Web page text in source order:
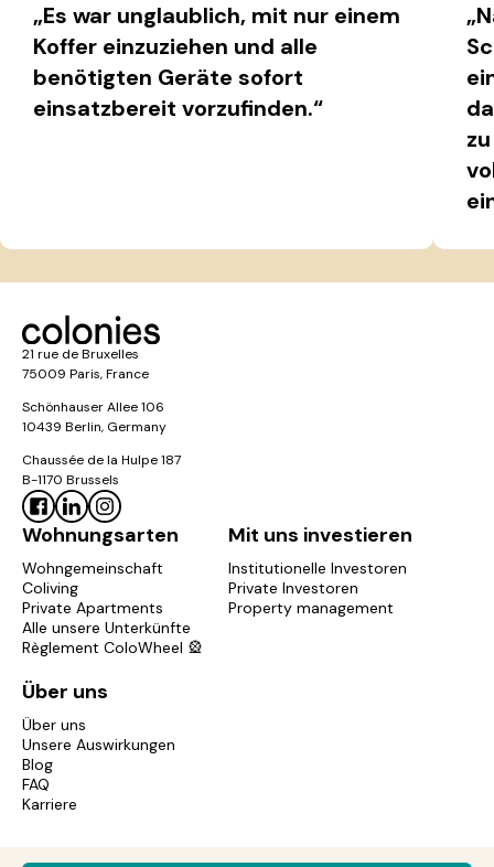
„Es war unglaublich, mit nur einem
Koffer einzuziehen und alle
benötigten Geräte sofort
einsatzbereit vorzufinden.“
21 rue de Bruxelles
75009 Paris, France
Schönhauser Allee 106
10439 Berlin, Germany
Chaussée de la Hulpe 187
B-1170 Brussels
Wohnungsarten
Wohngemeinschaft
Coliving
Private Apartments
Alle unsere Unterkünfte
Règlement ColoWheel 🎡
Mit uns investieren
Institutionelle Investoren
Private Investoren
Property management
Über uns
Über uns
Unsere Auswirkungen
Blog
FAQ
Karriere